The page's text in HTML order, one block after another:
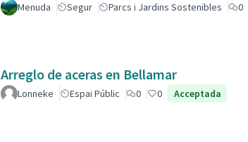
Menuda Segur Parcs i Jardins Sostenibles 0
Arreglo de aceras en Bellamar
Lonneke Espai Públic 0 0 Acceptada